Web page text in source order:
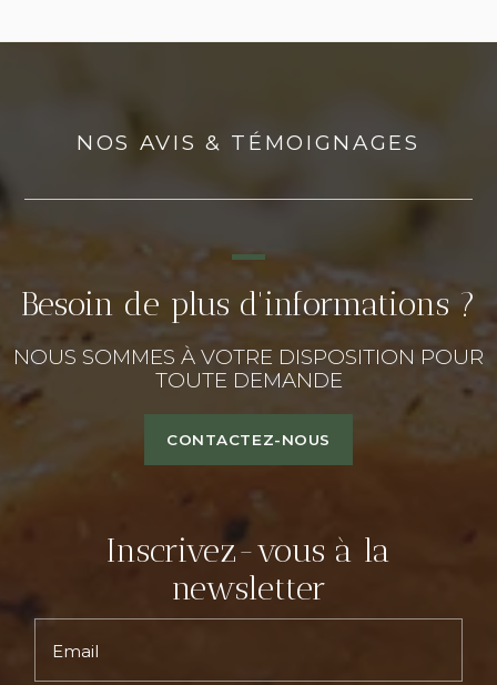
NOS AVIS & TÉMOIGNAGES
Besoin de plus d'informations ?
NOUS SOMMES À VOTRE DISPOSITION POUR
TOUTE DEMANDE
CONTACTEZ-NOUS
Inscrivez-vous à la
newsletter
Email